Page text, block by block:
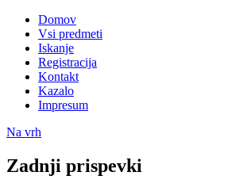
Domov
Vsi predmeti
Iskanje
Registracija
Kontakt
Kazalo
Impresum
Na vrh
Zadnji prispevki